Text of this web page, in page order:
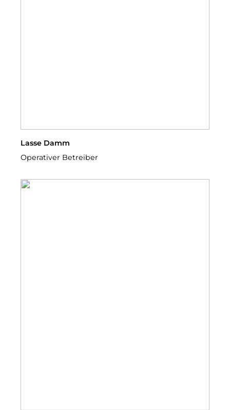
Lasse Damm
Operativer Betreiber